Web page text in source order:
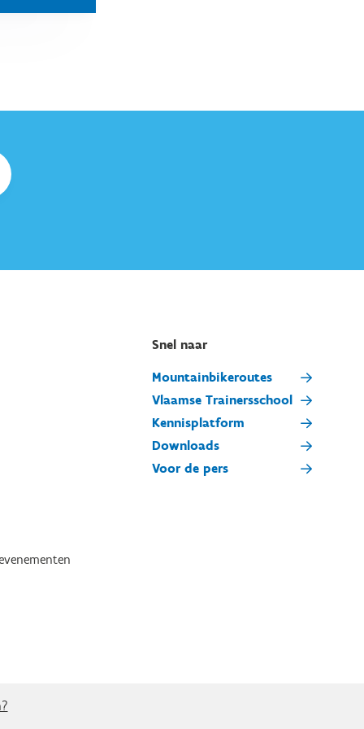
Snel naar
Mountainbikeroutes
Vlaamse Trainersschool
Kennisplatform
Downloads
Voor de pers